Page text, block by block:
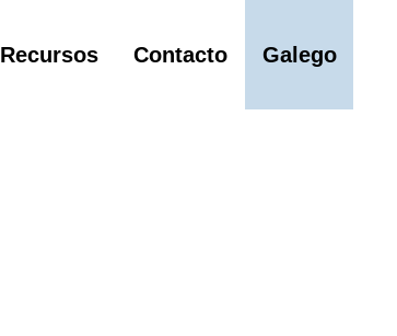
Recursos Contacto Galego